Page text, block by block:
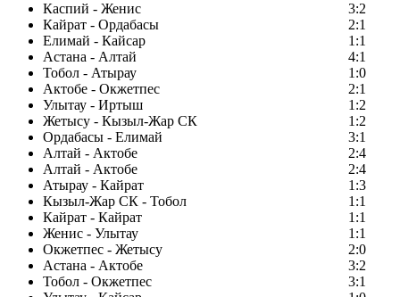
Каспий - Женис
3:2
Кайрат - Ордабасы
2:1
Елимай - Кайсар
1:1
Астана - Алтай
4:1
Тобол - Атырау
1:0
Актобе - Окжетпес
2:1
Улытау - Иртыш
1:2
Жетысу - Кызыл-Жар СК
1:2
Ордабасы - Елимай
3:1
Алтай - Актобе
2:4
Алтай - Актобе
2:4
Атырау - Кайрат
1:3
Кызыл-Жар СК - Тобол
1:1
Кайрат - Кайрат
1:1
Женис - Улытау
1:1
Окжетпес - Жетысу
2:0
Астана - Актобе
3:2
Тобол - Окжетпес
3:1